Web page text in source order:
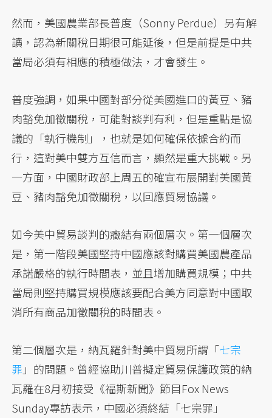
然而，美國農業部長普度（Sonny Perdue）另有解
讀，認為新關稅日期很可能延後，但是前提是中共
當局必須有相應的積極做法，才會發生。
普度強調，如果中國對部分從美國進口的黃豆、豬
肉豁免加徵關稅，可能對談判有利，但是重點是協
議的「執行機制」，也就是如何確保依據合約而
行，這對美中雙方互信而言，顯然是重大挑戰。另
一方面，中國財政部上周五的確宣布展開對美國黃
豆、豬肉豁免加徵關稅，以回應貿易協議。
如今美中貿易談判的癥結有兩個層次。第一個層次
是，第一階段美國堅持中國應該對購買美國農產品
承諾嚴格的執行時間表，並且增加購買規模；中共
當局則堅持購買規模應該要配合美方同意對中國取
消所有商品加徵關稅的時間表。
第二個層次是，納瓦羅針對美中貿易所謂「七宗
罪」的問題。曾經協助川普擬定貿易保護政策的納
瓦羅在8月初接受《福斯新聞》節目Fox News
Sunday專訪表示，中國必須終結「七宗罪」